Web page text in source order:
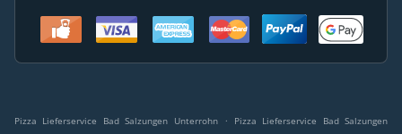
Pizza Lieferservice Bad Salzungen Unterrohn .
Pizza Lieferservice Bad Salzungen